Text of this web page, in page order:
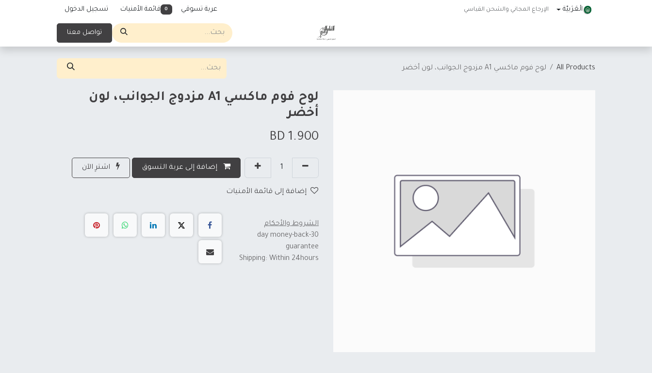
تخطي للذهاب إلى المحتوى
الْعَرَبيّة الإرجاع المجاني والشحن القياسي عربة تسوقي 0 قائمة الأمنيات تسجيل الدخول
تواصل معنا
All Products لوح فوم ماكسي A1 مزدوج الجوانب، لون أخضر
لوح فوم ماكسي A1 مزدوج الجوانب، لون
أخضر
1.900
إضافة إلى عربة التسوق اشترِ الآن
إضافة إلى قائمة الأمنيات
الشروط والأحكام
30-day money-back
guarantee
Shipping: Within 24hours